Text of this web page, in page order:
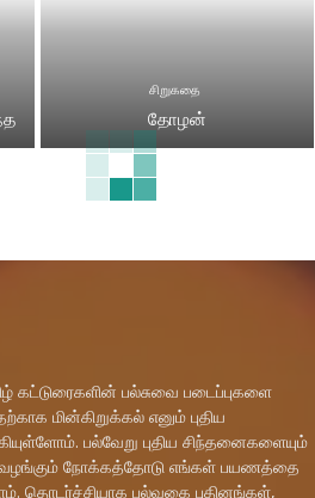
சிறுகதை
தோழன்
பல்சுவை படைப்புகளை
மின்கிறுக்கல் எனும் புதிய
பல்வேறு புதிய சிந்தனைகளையும்
நோக்கத்தோடு எங்கள் பயணத்தை
தொடர்ச்சியாக பல்வகை புதினங்கள்,